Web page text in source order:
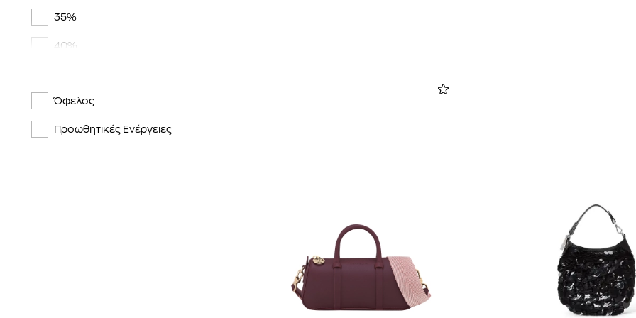
TOMMY HILFIGER
TUMI
ZADIG & VOLTAIRE
35%
40%
Όφελος
Προωθητικές Ενέργειες